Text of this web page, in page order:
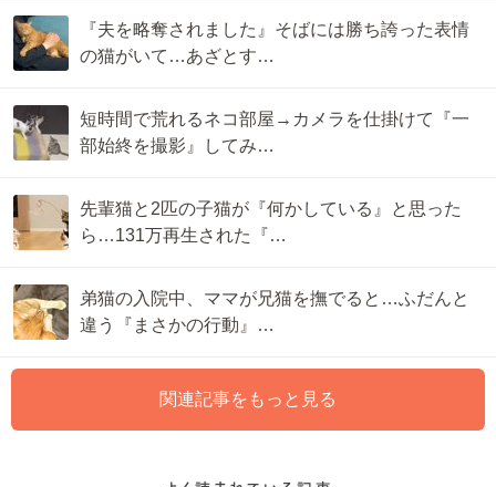
『夫を略奪されました』そばには勝ち誇った表情
の猫がいて…あざとす…
短時間で荒れるネコ部屋→カメラを仕掛けて『一
部始終を撮影』してみ…
先輩猫と2匹の子猫が『何かしている』と思った
ら…131万再生された『…
弟猫の入院中、ママが兄猫を撫でると…ふだんと
違う『まさかの行動』…
関連記事をもっと見る